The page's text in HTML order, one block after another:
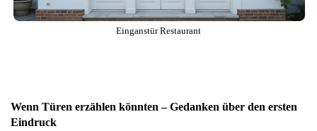
Einganstür Restaurant
Wenn Türen erzählen könnten – Gedanken über den ersten
Eindruck